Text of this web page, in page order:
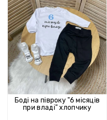
Боді на півроку "6 місяців
при владі" хлопчику